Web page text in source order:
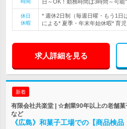
時間 日～OK！勤務時間は3時間～可能
休日
休暇
* 週休2日制（毎週日曜・もう1
による* 夏季・年末年始休暇* 育児
求人詳細を見る
新着
有限会社共楽堂 | ☆創業90年以上の老舗
など
《広島》和菓子工場での【商品検